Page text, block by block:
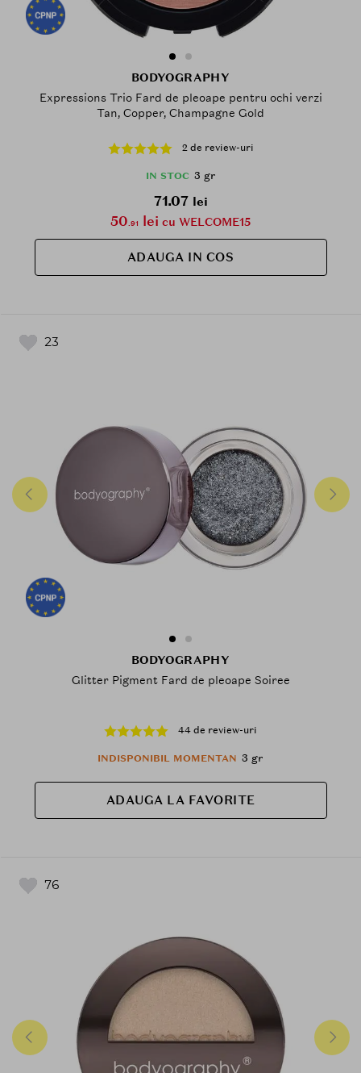
BODYOGRAPHY
Expressions Trio Fard de pleoape pentru ochi verzi
Tan, Copper, Champagne Gold
2 de review-uri
IN STOC 3 gr
71.07 lei
50.91 lei cu WELCOME15
ADAUGA IN COS
23
BODYOGRAPHY
Glitter Pigment Fard de pleoape Soiree
44 de review-uri
INDISPONIBIL MOMENTAN 3 gr
ADAUGA LA FAVORITE
76